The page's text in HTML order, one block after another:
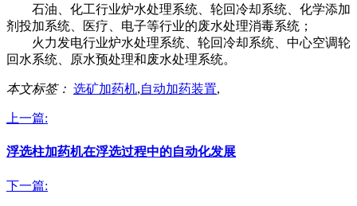
石油、化工行业炉水处理系统、轮回冷却系统、化学添加
剂投加系统、医疗、电子等行业的废水处理消毒系统；
火力发电行业炉水处理系统、轮回冷却系统、中心空调轮
回水系统、原水预处理和废水处理系统。
本文标签： 选矿加药机,自动加药装置,
上一篇:
浮选柱加药机在浮选过程中的自动化发展
下一篇: